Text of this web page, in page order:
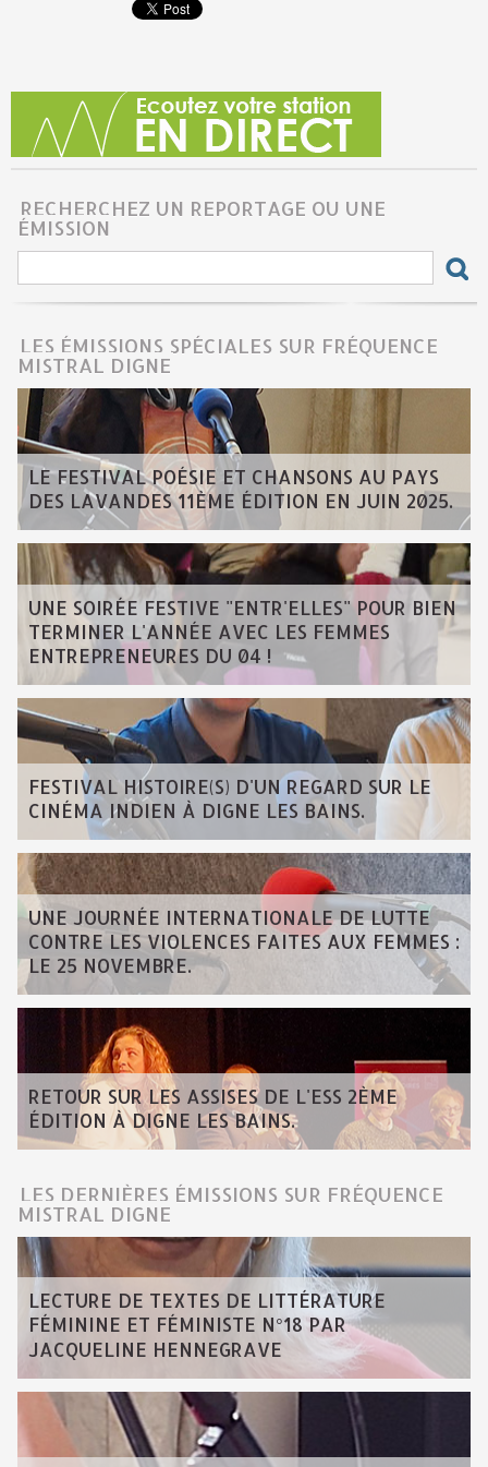
RECHERCHEZ UN REPORTAGE OU UNE
ÉMISSION
LES ÉMISSIONS SPÉCIALES SUR FRÉQUENCE
MISTRAL DIGNE
LE FESTIVAL POÉSIE ET CHANSONS AU PAYS
DES LAVANDES 11ÈME ÉDITION EN JUIN 2025.
UNE SOIRÉE FESTIVE "ENTR'ELLES" POUR BIEN
TERMINER L'ANNÉE AVEC LES FEMMES
ENTREPRENEURES DU 04 !
FESTIVAL HISTOIRE(S) D'UN REGARD SUR LE
CINÉMA INDIEN À DIGNE LES BAINS.
UNE JOURNÉE INTERNATIONALE DE LUTTE
CONTRE LES VIOLENCES FAITES AUX FEMMES :
LE 25 NOVEMBRE.
RETOUR SUR LES ASSISES DE L'ESS 2ÈME
ÉDITION À DIGNE LES BAINS.
LES DERNIÈRES ÉMISSIONS SUR FRÉQUENCE
MISTRAL DIGNE
LECTURE DE TEXTES DE LITTÉRATURE
FÉMININE ET FÉMINISTE N°18 PAR
JACQUELINE HENNEGRAVE